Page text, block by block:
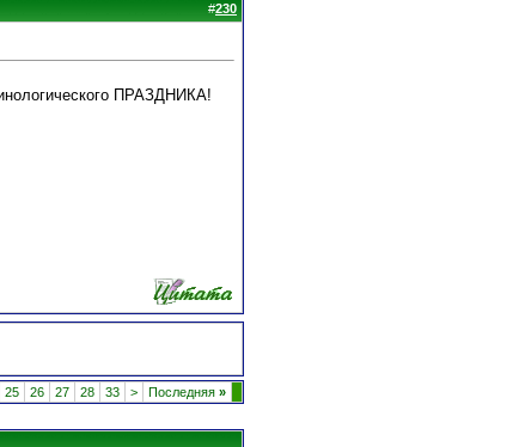
#230
ПРАЗДНИКА!
25 26 27 28 33 > Последняя »